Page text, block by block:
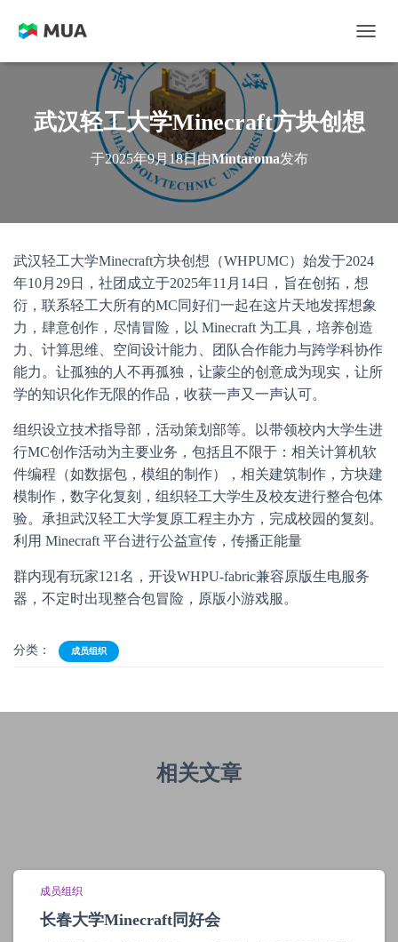
武汉轻工大学Minecraft方块创想
于2025年9月18日由Mintaroma发布
武汉轻工大学Minecraft方块创想（WHPUMC）始发于2024
年10月29日，社团成立于2025年11月14日，旨在创拓，想
衍，联系轻工大所有的MC同好们一起在这片天地发挥想象
力，肆意创作，尽情冒险，以 Minecraft 为工具，培养创造
力、计算思维、空间设计能力、团队合作能力与跨学科协作
能力。让孤独的人不再孤独，让蒙尘的创意成为现实，让所
学的知识化作无限的作品，收获一声又一声认可。
组织设立技术指导部，活动策划部等。以带领校内大学生进
行MC创作活动为主要业务，包括且不限于：相关计算机软
件编程（如数据包，模组的制作），相关建筑制作，方块建
模制作，数字化复刻，组织轻工大学生及校友进行整合包体
验。承担武汉轻工大学复原工程主办方，完成校园的复刻。
利用 Minecraft 平台进行公益宣传，传播正能量
群内现有玩家121名，开设WHPU-fabric兼容原版生电服务
器，不定时出现整合包冒险，原版小游戏服。
分类： 成员组织
相关文章
成员组织
长春大学Minecraft同好会